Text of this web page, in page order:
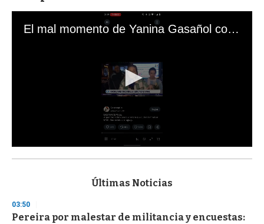
El mal momento de Yanina Gasañol con un hincha argentino en "Subrayado"
s
d
s
Últimas Noticias
03:50
Pereira por malestar de militancia y encuestas: